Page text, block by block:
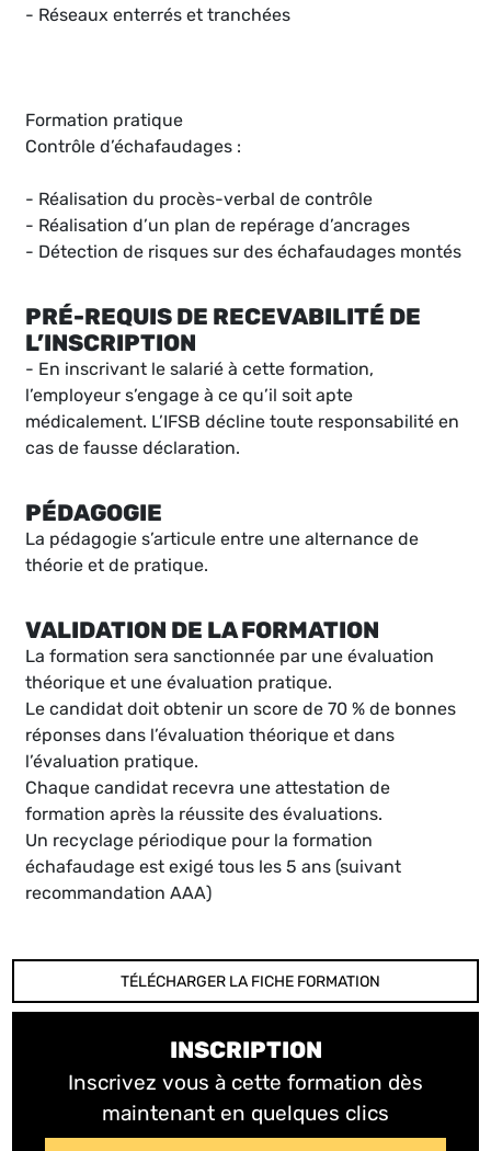
- Réseaux enterrés et tranchées
Formation pratique
Contrôle d’échafaudages :
- Réalisation du procès-verbal de contrôle
- Réalisation d’un plan de repérage d’ancrages
- Détection de risques sur des échafaudages montés
PRÉ-REQUIS DE RECEVABILITÉ DE
L’INSCRIPTION
- En inscrivant le salarié à cette formation,
l’employeur s’engage à ce qu’il soit apte
médicalement. L’IFSB décline toute responsabilité en
cas de fausse déclaration.
PÉDAGOGIE
La pédagogie s’articule entre une alternance de
théorie et de pratique.
VALIDATION DE LA FORMATION
La formation sera sanctionnée par une évaluation
théorique et une évaluation pratique.
Le candidat doit obtenir un score de 70 % de bonnes
réponses dans l’évaluation théorique et dans
l’évaluation pratique.
Chaque candidat recevra une attestation de
formation après la réussite des évaluations.
Un recyclage périodique pour la formation
échafaudage est exigé tous les 5 ans (suivant
recommandation AAA)
TÉLÉCHARGER LA FICHE FORMATION
INSCRIPTION
Inscrivez vous à cette formation dès
maintenant en quelques clics